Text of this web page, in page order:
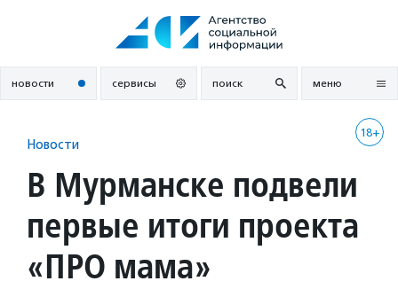
новости сервисы поиск меню
18+
Новости
В Мурманске подвели
первые итоги проекта
«ПРО мама»